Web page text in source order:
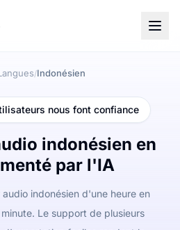
/Indonésien
nous font confiance
indonésien en
par l'IA
indonésien d'une heure en
Le support de plusieurs